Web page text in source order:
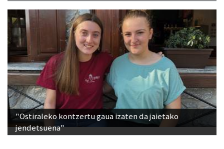
"Ostiraleko kontzertu gaua izaten da jaietako
jendetsuena"